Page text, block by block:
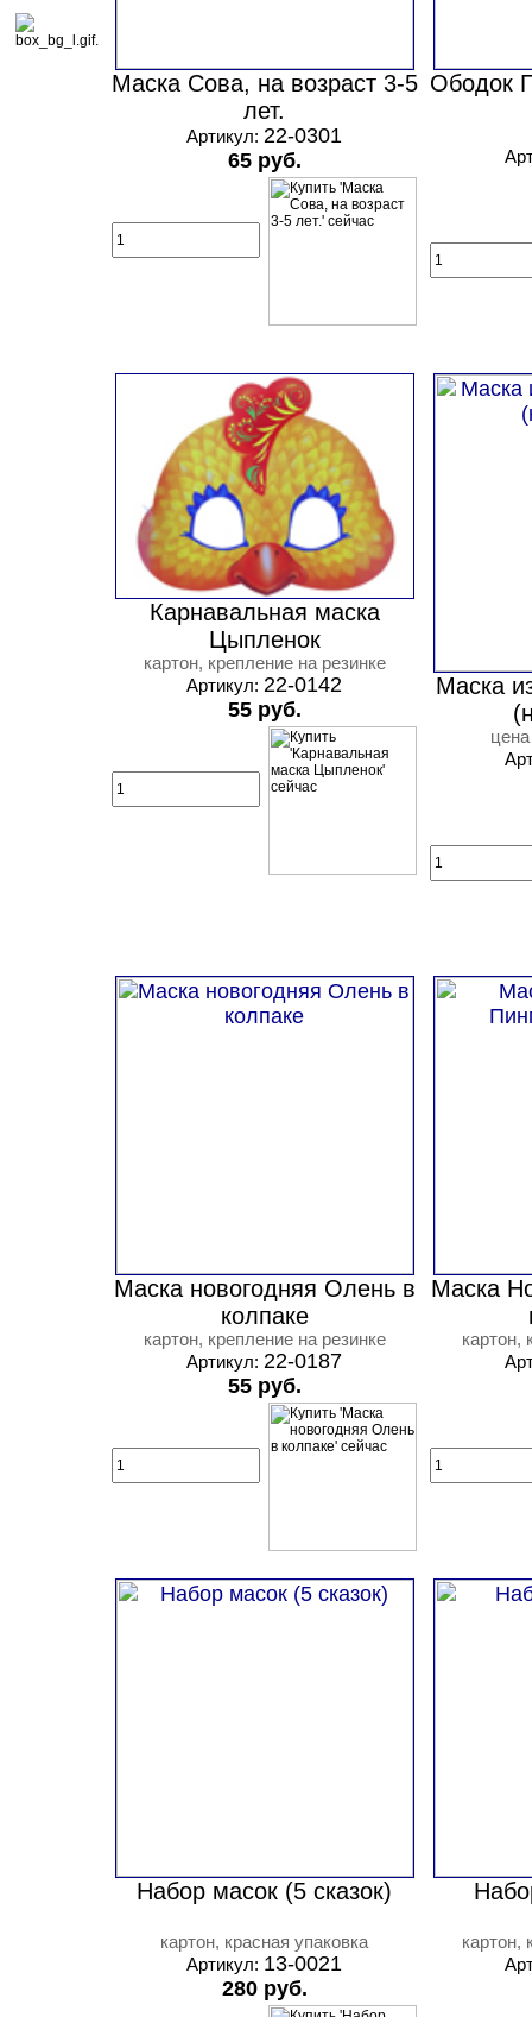
Маска Сова, на возраст 3-5
лет.
Артикул: 22-0301
65 руб.
Ободок
Карнавальная маска
Цыпленок
картон, крепление на резинке
Артикул: 22-0142
55 руб.
Маска
Маска новогодняя Олень в
колпаке
картон, крепление на резинке
Артикул: 22-0187
55 руб.
Маска
картон,
Набор масок (5 сказок)
картон, красная упаковка
Артикул: 13-0021
280 руб.
картон,